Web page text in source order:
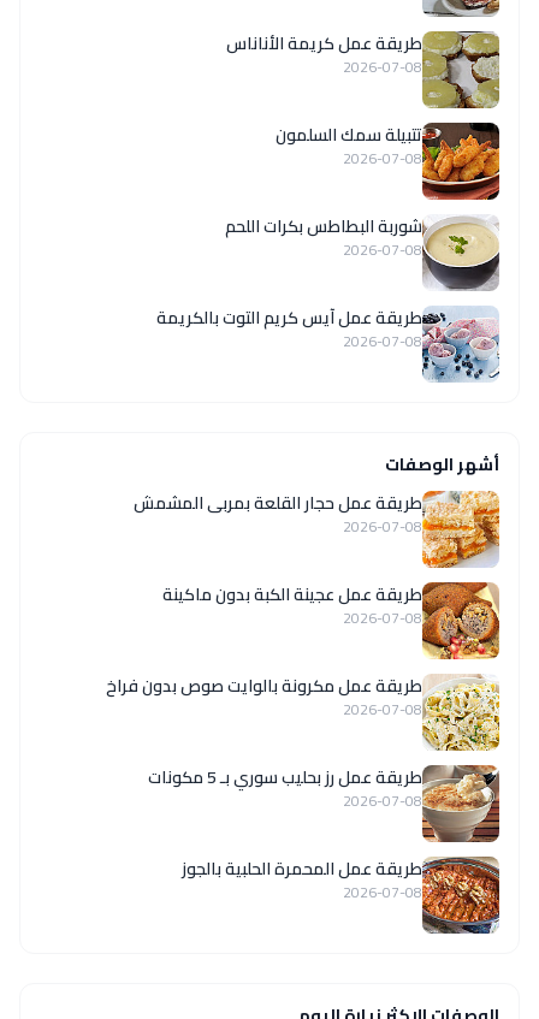
طريقة عمل كريمة الأناناس
2026-07-08
تتبيلة سمك السلمون
2026-07-08
شوربة البطاطس بكرات اللحم
2026-07-08
طريقة عمل آيس كريم التوت بالكريمة
2026-07-08
أشهر الوصفات
طريقة عمل حجار القلعة بمربى المشمش
2026-07-08
طريقة عمل عجينة الكبة بدون ماكينة
2026-07-08
طريقة عمل مكرونة بالوايت صوص بدون فراخ
2026-07-08
طريقة عمل رز بحليب سوري بـ 5 مكونات
2026-07-08
طريقة عمل المحمرة الحلبية بالجوز
2026-07-08